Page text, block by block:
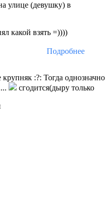
улице (девушку) в
какой взять =))))
Подробнее
:?: Тогда однозначно
сгодится(дыру только